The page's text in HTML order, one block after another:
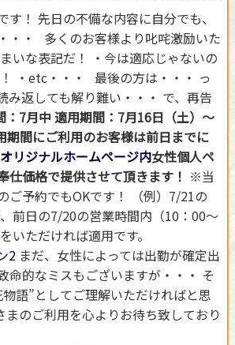
す！ 先日の不備な内容に自分でも、
・・ 多くのお客様より叱咤激励いた
いな表記だ！ ・今は適応じゃないの
・etc・・・ 最後の方は・・・ っ
み返しても解り難い・・・ で、再告
：7月中適用期間：7月16日（土）～
期間にご利用のお客様は前日までに
オリジナルホームページ内女性個人ペ
仕価格で提供させて頂きます！ ※当
ご予約でもOKです！ （例）7/21の
前日の7/20の営業時間内（10：00～
いただければ適用です。
まだ、女性によっては出勤が確定出
命的なミスもございますが・・・ そ
語”としてご理解いただければと思
のご利用を心よりお待ち致しており